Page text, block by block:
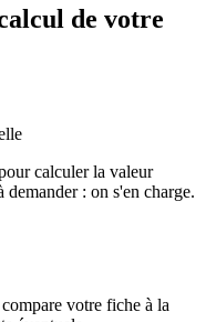
de votre
calculer la valeur
: on s'en charge.
votre fiche à la